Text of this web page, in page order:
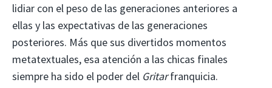
lidiar con el peso de las generaciones anteriores a
ellas y las expectativas de las generaciones
posteriores. Más que sus divertidos momentos
metatextuales, esa atención a las chicas finales
siempre ha sido el poder del Gritarfranquicia.